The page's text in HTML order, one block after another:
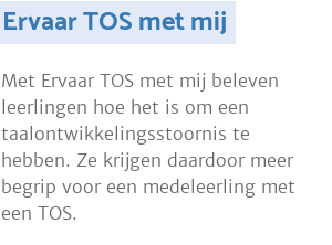
Ervaar TOS met mij
Met Ervaar TOS met mij beleven
leerlingen hoe het is om een
taalontwikkelingsstoornis te
hebben. Ze krijgen daardoor meer
begrip voor een medeleerling met
een TOS.